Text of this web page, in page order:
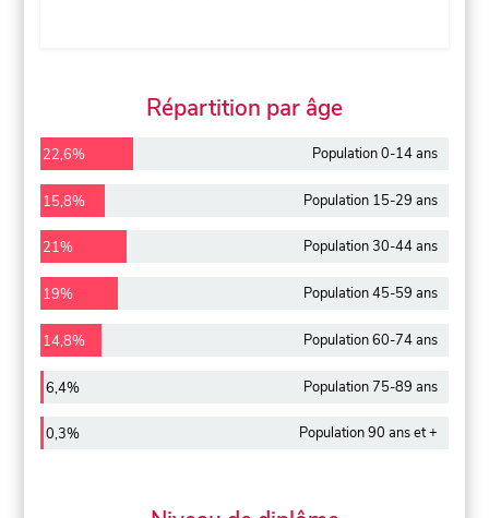
Répartition par âge
22,6% Population 0-14 ans
15,8% Population 15-29 ans
21% Population 30-44 ans
19% Population 45-59 ans
14,8% Population 60-74 ans
6,4% Population 75-89 ans
0,3% Population 90 ans et +